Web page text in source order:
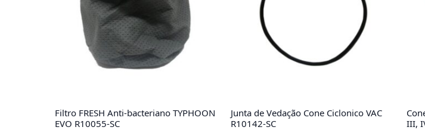
Filtro FRESH Anti-bacteriano TYPHOON
EVO R10055-SC
Junta de Vedação Cone Ciclonico VAC
R10142-SC
III,